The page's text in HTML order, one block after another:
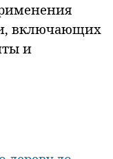
включающих
и